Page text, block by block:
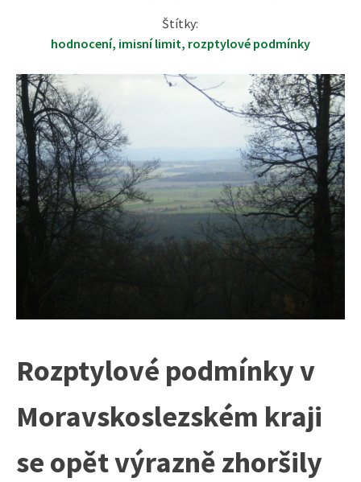
Štítky:
hodnocení, imisní limit, rozptylové podmínky
Rozptylové podmínky v
Moravskoslezském kraji
se opět výrazně zhoršily